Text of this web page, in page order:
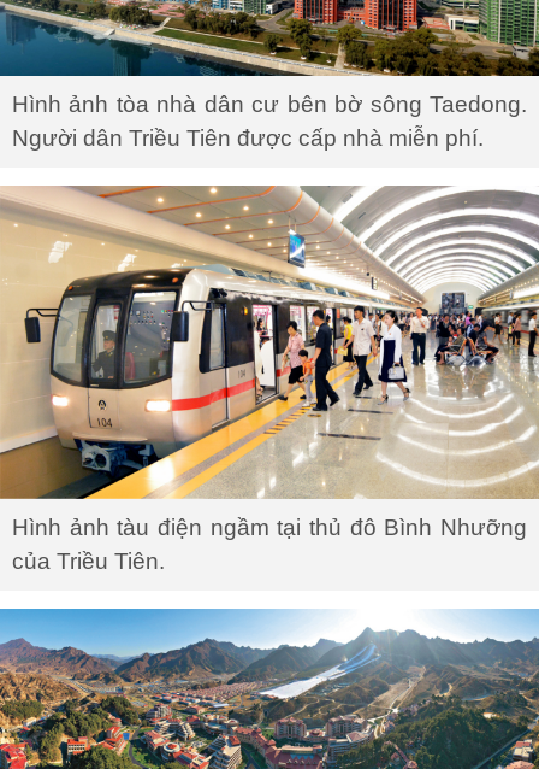
Hình ảnh tòa nhà dân cư bên bờ sông Taedong.
Người dân Triều Tiên được cấp nhà miễn phí.
Hình ảnh tàu điện ngầm tại thủ đô Bình Nhưỡng
của Triều Tiên.